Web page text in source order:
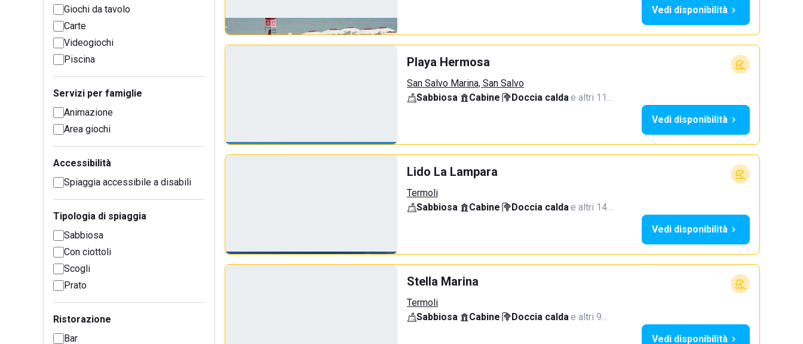
Giochi da tavolo
Carte
Videogiochi
Piscina
Servizi per famiglie
Animazione
Area giochi
Accessibilità
Spiaggia accessibile a disabili
Tipologia di spiaggia
Sabbiosa
Con ciottoli
Scogli
Prato
Ristorazione
Bar
Vedi disponibilità
Playa Hermosa
San Salvo Marina, San Salvo
Sabbiosa· Cabine· Doccia calda·e altri 11…
Vedi disponibilità
Lido La Lampara
Termoli
Sabbiosa· Cabine· Doccia calda·e altri 14…
Vedi disponibilità
Stella Marina
Termoli
Sabbiosa· Cabine· Doccia calda·e altri 9…
Vedi disponibilità